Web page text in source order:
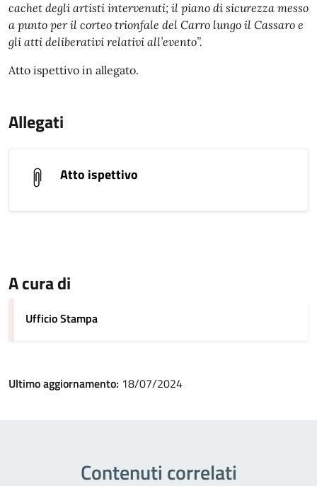
cachet degli artisti intervenuti; il piano di sicurezza messo
a punto per il corteo trionfale del Carro lungo il Cassaro e
gli atti deliberativi relativi all’evento”.
Atto ispettivo in allegato.
Allegati
Atto ispettivo
A cura di
Ufficio Stampa
Ultimo aggiornamento: 18/07/2024
Contenuti correlati